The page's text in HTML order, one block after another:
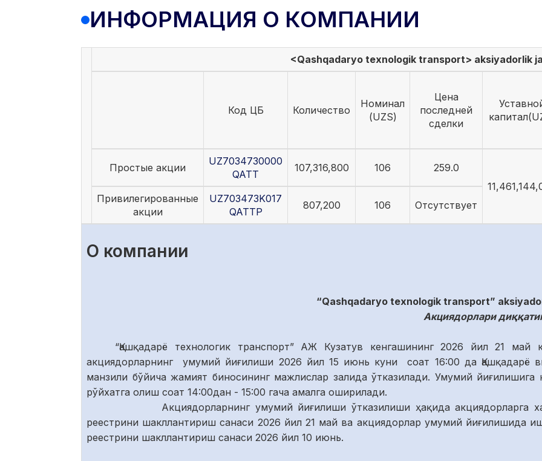
ИНФОРМАЦИЯ О КОМПАНИИ
<Qashqadaryo texnologik transport> aksiyadorlik
Код ЦБ Количество
Номинал
(UZS)
Цена
последней
сделки
Простые акции
UZ7034730000
QATT
107,316,800 106
259.0
Привилегированные
акции
UZ703473K017
QATTP
807,200 106 Отсутствует
О компании
“Qashqadaryo texnologik transport”
Акциядорлари
“Қашқадарё технологик транспорт” АЖ Кузатув кенгашининг 2026 йил 21 май
акциядорларнинг умумий йиғилиши 2026 йил 15 июнь куни соат 16:00 да Қашқадарё
манзили бўйича жамият биносининг мажлислар залида ўтказилади. Умумий йиғилишига
рўйхатга олиш соат 14:00дан - 15:00 гача амалга оширилади.
Акциядорларнинг умумий йиғилиши ўтказилиши ҳақида акциядорларга
реестрини шакллантириш санаси 2026 йил 21 май ва акциядорлар умумий йиғилишида
реестрини шакллантириш санаси 2026 йил 10 июнь.